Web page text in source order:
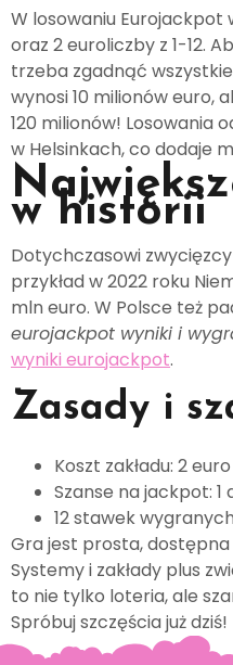
W losowaniu Eurojackpot
oraz 2 euroliczby z 1-12.
trzeba zgadnąć
wynosi 10 milionów euro,
120 milionów! Losowania
w Helsinkach, co dodaje
w historii
Dotychczasowi
przykład w 2022 roku
mln euro. W Polsce też
eurojackpot wyniki i
wyniki eurojackpot.
Zasady i
Koszt zakładu: 2
Szanse na jackpot: 1
12 stawek
Gra jest prosta,
Systemy i zakłady plus
to nie tylko loteria, ale
Spróbuj szczęścia już dziś!